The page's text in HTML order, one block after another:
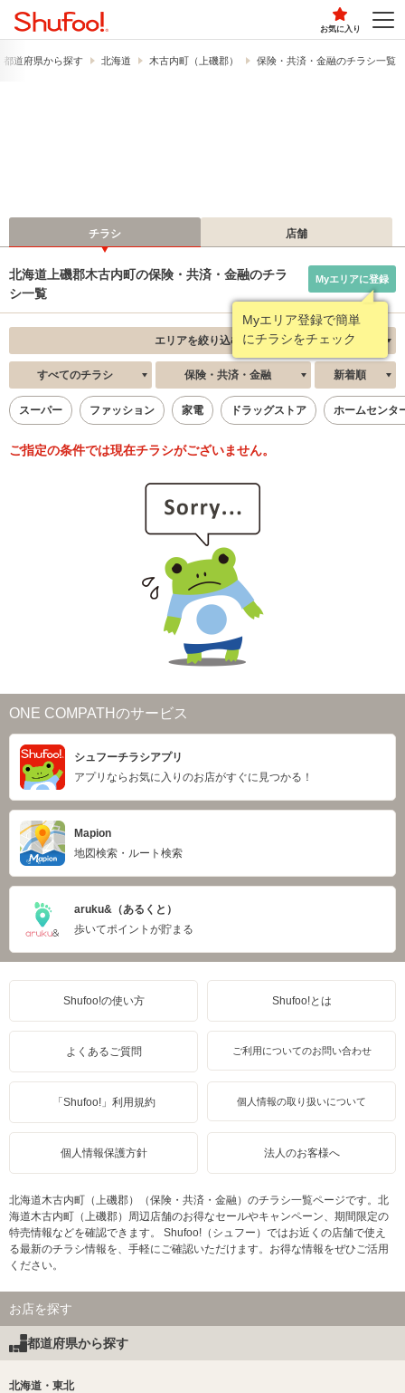
お気に入り
都道府県から探す 北海道 木古内町（上磯郡） 保険・共済・金融のチラシ一覧
チラシ 店舗
北海道上磯郡木古内町の保険・共済・金融のチラ
シ一覧
Myエリア登録で簡単
にチラシをチェック
Myエリアに登録
エリアを絞り込む
すべてのチラシ 保険・共済・金融 新着順
スーパー ファッション 家電 ドラッグストア ホームセンタ
ご指定の条件では現在チラシがございません。
ONE COMPATHのサービス
シュフーチラシアプリ
アプリならお気に入りのお店がすぐに見つかる！
Mapion
地図検索・ルート検索
aruku&（あるくと）
歩いてポイントが貯まる
Shufoo!の使い方 Shufoo!とは
よくあるご質問 ご利用についてのお問い合わせ
「Shufoo!」利用規約 個人情報の取り扱いについて
個人情報保護方針 法人のお客様へ
北海道木古内町（上磯郡）（保険・共済・金融）のチラシ一覧ページです。北
海道木古内町（上磯郡）周辺店舗のお得なセールやキャンペーン、期間限定の
特売情報などを確認できます。 Shufoo!（シュフー）ではお近くの店舗で使え
る最新のチラシ情報を、手軽にご確認いただけます。お得な情報をぜひご活用
ください。
お店を探す
都道府県から探す
北海道・東北